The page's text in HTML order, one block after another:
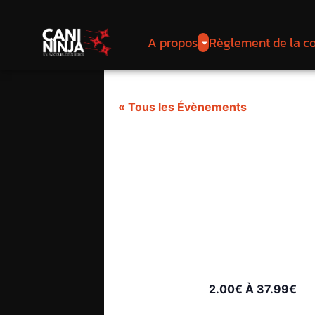
A propos Règlement de la
« Tous les Évènements
2.00€ À 37.99€